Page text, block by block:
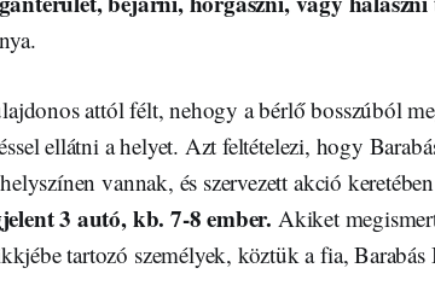
attól félt, nehogy a bérlő bosszúból
ellátni a helyet. Azt feltételezi, hogy
vannak, és szervezett akció
3 autó, kb. 7-8 ember. Akiket
tartozó személyek, köztük a fia, Barabás